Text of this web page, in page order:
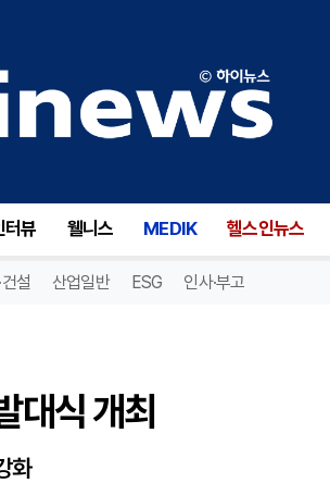
터뷰 웰니스 MEDIK 헬스인뉴스
설 산업일반 ESG 인사·부고
대식 개최
화